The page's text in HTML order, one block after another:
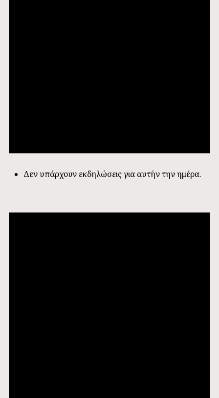
Δεν υπάρχουν εκδηλώσεις για αυτήν την ημέρα.